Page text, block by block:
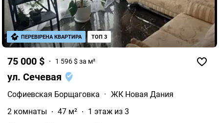
75 000 $ 1 596 $ за м²
ул. Сечевая
Софиевская Борщаговка · ЖК Новая Дания
2 комнаты
47 м²
1 этаж из 3
ПЕРЕВІРЕНА КВАРТИРА ТОП 3